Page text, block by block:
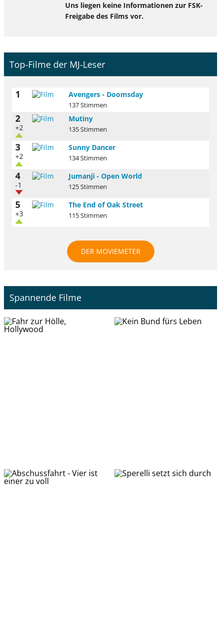
Uns liegen keine Informationen zur FSK-
Freigabe des Films vor.
Top-Filme der MJ-Leser
1 Avengers - Doomsday
137 Stimmen
2
+2
Mutiny
135 Stimmen
3
+2
Sunny Dancer
134 Stimmen
4
-1
Jumanji - Open World
125 Stimmen
5
+3
The End of Oak Street
115 Stimmen
DER MOVIEMETER
Spannende Filme